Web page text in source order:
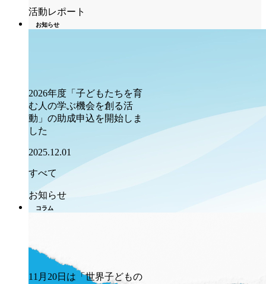
活動レポート
お知らせ
2026年度「子どもたちを育
む人の学ぶ機会を創る活
動」の助成申込を開始しま
した
2025.12.01
すべて
お知らせ
コラム
11月20日は「世界子どもの